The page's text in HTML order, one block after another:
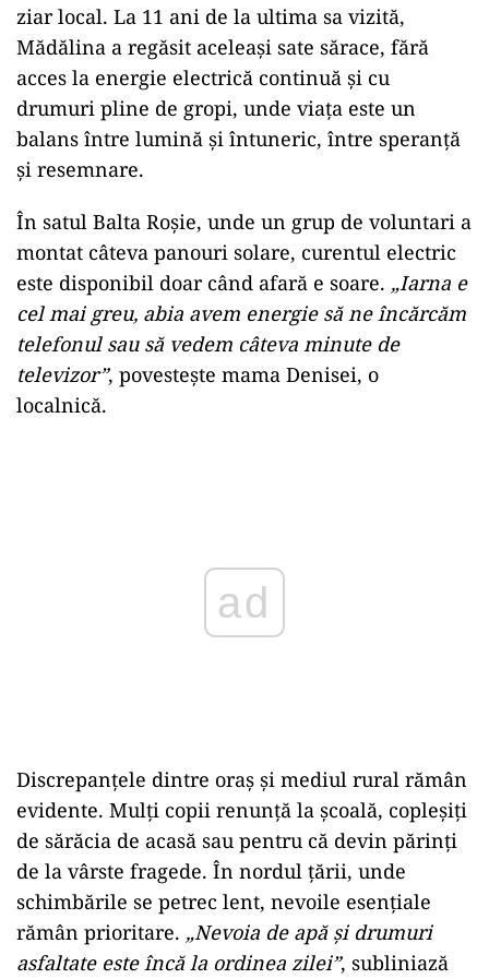
ziar local. La 11 ani de la ultima sa vizită,
Mădălina a regăsit aceleași sate sărace, fără
acces la energie electrică continuă și cu
drumuri pline de gropi, unde viața este un
balans între lumină și întuneric, între speranță
și resemnare.
În satul Balta Roșie, unde un grup de voluntari a
montat câteva panouri solare, curentul electric
este disponibil doar când afară e soare. „Iarna e
cel mai greu, abia avem energie să ne încărcăm
telefonul sau să vedem câteva minute de
televizor”, povestește mama Denisei, o
localnică.
Discrepanțele dintre oraș și mediul rural rămân
evidente. Mulți copii renunță la școală, copleșiți
de sărăcia de acasă sau pentru că devin părinți
de la vârste fragede. În nordul țării, unde
schimbările se petrec lent, nevoile esențiale
rămân prioritare. „Nevoia de apă și drumuri
asfaltate este încă la ordinea zilei”, subliniază